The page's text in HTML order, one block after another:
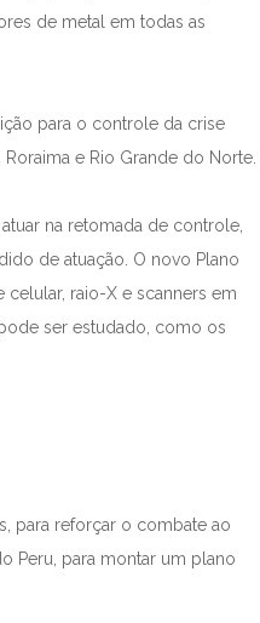
de metal em todas as
para o controle da crise
e Rio Grande do Norte.
na retomada de controle,
de atuação. O novo Plano
raio-X e scanners em
ser estudado, como os
para reforçar o combate ao
Peru, para montar um plano